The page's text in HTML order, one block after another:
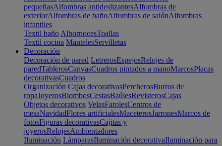
pequeñasAlfombras antideslizantesAlfombras de
exteriorAlfombras de bañoAlfombras de salónAlfombras
infantiles
Textil baño AlbornocesToallas
Textil cocina MantelesServilletas
Decoración
Decoración de pared LetrerosEspejosRelojes de
paredTablerosCanvasCuadros pintados a manoMarcosPlacas
decorativasCuadros
Organización Cajas decorativasPercherosBurros de
ropaJoyerosBiombosCestasBaúlesRevisterosCajas
Objetos decorativos VelasFarolesCentros de
mesaNavidadFlores artificialesMaceterosJarronesMarcos de
fotosFiguras decorativasCajitas y
joyerosRelojesAmbientadores
Iluminación LámparasIluminación decorativaIluminación para